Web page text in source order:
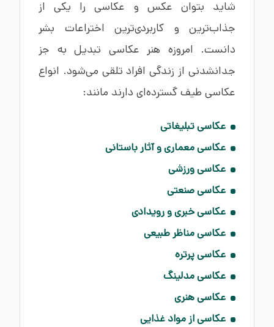
شاید بتوان عکس و عکاسی را یکی از
جذاب‌ترین و کاربردی‌ترین اختراعات بشر
دانست. امروزه هنر عکاسی تبدیل به جز
جدانشدنی از زندگی افراد تلقی می‌شود. انواع
عکاسی طیف‌ گسترده‌ای دارند مانند:
عکاسی تبلیغاتی
عکاسی معماری و آثار باستانی
عکاسی ورزشی
عکاسی صنعتی
عکاسی خبری و رویدادی
عکاسی مناظر طبیعی
عکاسی پرتره
عکاسی مدلینگ
عکاسی هنری
عکاسی از مواد غذایی